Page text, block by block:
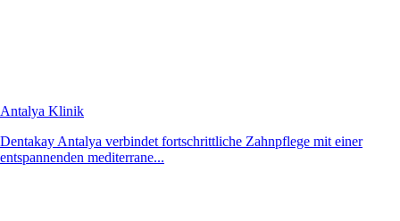
Antalya Klinik
Dentakay Antalya verbindet fortschrittliche Zahnpflege mit einer
entspannenden mediterrane...